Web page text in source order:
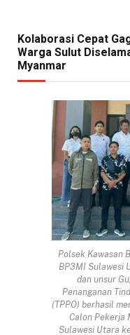
Kolaborasi Cepat
Warga Sulut
Myanmar
Polsek Kawasan
BP3MI Sulawesi
dan unsur
Penanganan
(TPPO) berhasil
Calon Pekerja
Sulawesi Utara